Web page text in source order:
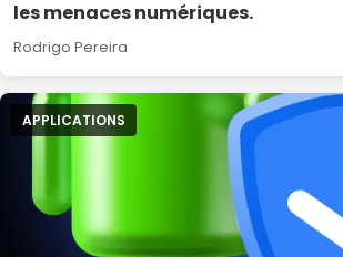
les menaces numériques.
Rodrigo Pereira
APPLICATIONS